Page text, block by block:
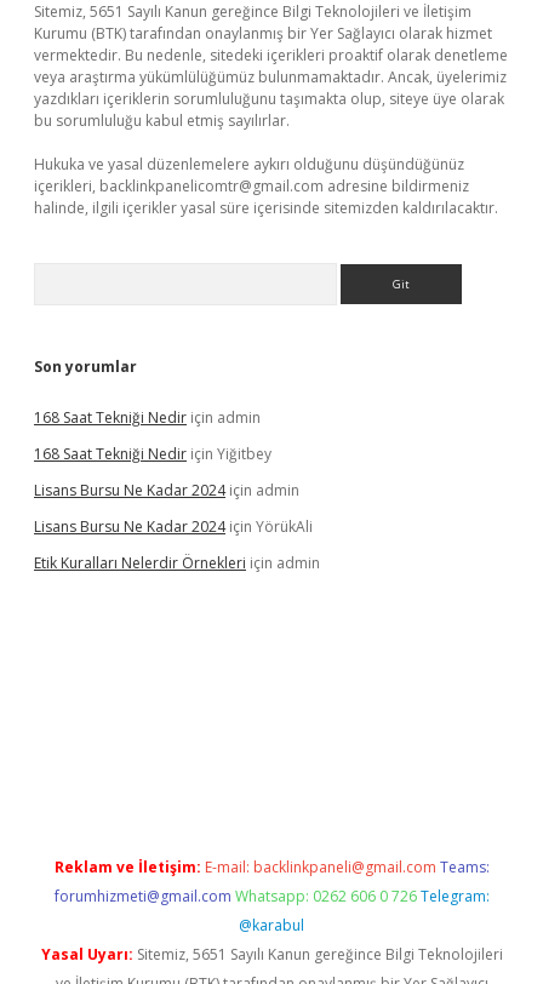
Sitemiz, 5651 Sayılı Kanun gereğince Bilgi Teknolojileri ve İletişim
Kurumu (BTK) tarafından onaylanmış bir Yer Sağlayıcı olarak hizmet
vermektedir. Bu nedenle, sitedeki içerikleri proaktif olarak denetleme
veya araştırma yükümlülüğümüz bulunmamaktadır. Ancak, üyelerimiz
yazdıkları içeriklerin sorumluluğunu taşımakta olup, siteye üye olarak
bu sorumluluğu kabul etmiş sayılırlar.
Hukuka ve yasal düzenlemelere aykırı olduğunu düşündüğünüz
içerikleri, backlinkpanelicomtr@gmail.com adresine bildirmeniz
halinde, ilgili içerikler yasal süre içerisinde sitemizden kaldırılacaktır.
Son yorumlar
168 Saat Tekniği Nedir için admin
168 Saat Tekniği Nedir için Yiğitbey
Lisans Bursu Ne Kadar 2024için admin
Lisans Bursu Ne Kadar 2024için YörükAli
Etik Kuralları Nelerdir Örnekleri için admin
Reklam ve İletişim: E-mail: backlinkpaneli@gmail.com Teams:
forumhizmeti@gmail.com Whatsapp: 0262 606 0 726 Telegram:
@karabul
Yasal Uyarı: Sitemiz, 5651 Sayılı Kanun gereğince Bilgi Teknolojileri